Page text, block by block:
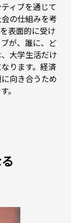
ィブを通じて
の仕組みを考
表面的に受け
が、誰に、ど
大学生活だけ
ります。経済
向き合うため
。